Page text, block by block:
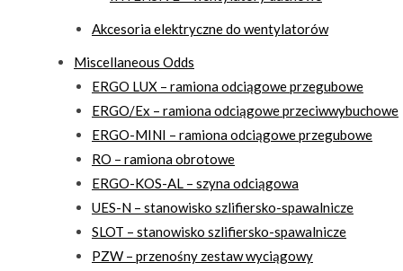
Akcesoria elektryczne do wentylatorów
Miscellaneous Odds
ERGO LUX – ramiona odciągowe przegubowe
ERGO/Ex – ramiona odciągowe przeciwwybuchowe
ERGO-MINI – ramiona odciągowe przegubowe
RO – ramiona obrotowe
ERGO-KOS-AL – szyna odciągowa
UES-N – stanowisko szlifiersko-spawalnicze
SLOT – stanowisko szlifiersko-spawalnicze
PZW – przenośny zestaw wyciągowy